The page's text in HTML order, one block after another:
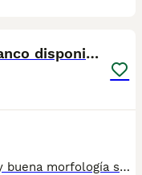
Pomerania lulu Toy macho blanco disponible
614156976) increíbles cachorros muy buena morfología se entregan con su documentación cartilla sanitaria con vacunas al día desparasitaciones internas y externas y contrato de compra y venta con su garantías víricas y genéticas somos un criadero familiar todos nuestros cachorros son criados con mucho mimo dedicación y cariño por lo cual pedimos que vallan a buenas familia y conscientes de qué es un compañero de vida que llegará a llenar sus casas de amor juego y vida para más información fotos videos y todo lo que necesite nos pueden contactar en el 614156976 mi nombre es Carolina le atenderemos gustosamente sin compromiso.